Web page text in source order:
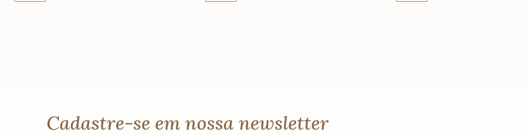
Cadastre-se em nossa newsletter